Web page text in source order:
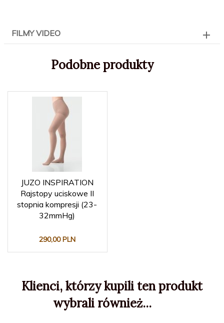
FILMY VIDEO
Podobne produkty
JUZO INSPIRATION
Rajstopy uciskowe II
stopnia kompresji (23-
32mmHg)
290,00 PLN
Klienci, którzy kupili ten produkt
wybrali również...